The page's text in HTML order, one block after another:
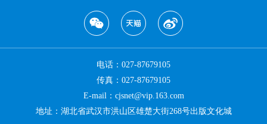
电话：027-87679105
传真：027-87679105
E-mail：cjsnet@vip.163.com
地址：湖北省武汉市洪山区雄楚大街268号出版文化城